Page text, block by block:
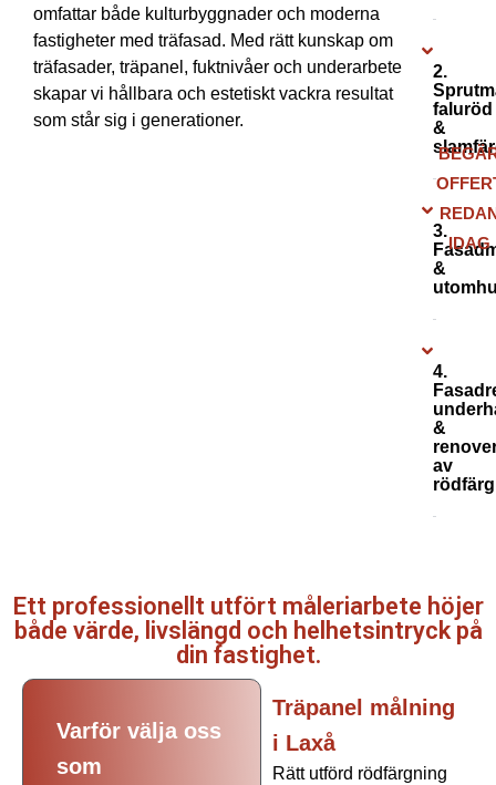
omfattar både kulturbyggnader och moderna
fastigheter med träfasad. Med rätt kunskap om
träfasader, träpanel, fuktnivåer och underarbete
skapar vi hållbara och estetiskt vackra resultat
som står sig i generationer.
2.
faluröd
&
3.
&
4.
&
av
rödfärg
IDAG
Ett professionellt utfört måleriarbete höjer
både värde, livslängd och helhetsintryck på
din fastighet.
Varför välja oss
som
Träpanel målning
i Laxå
Rätt utförd rödfärgning